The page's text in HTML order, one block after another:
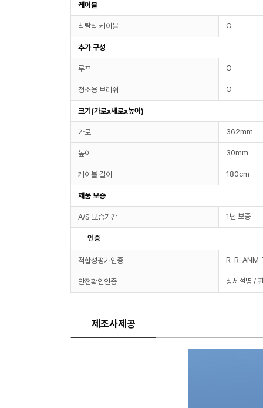
케이블
착탈식 케이블 O
추가 구성
루프 O
청소용 브러쉬 O
크기(가로x세로x높이)
가로 362mm
높이 30mm
케이블 길이 180cm
제품 보증
A/S 보증기간 1년 보증
인증
적합성평가인증 R-R-
안전확인인증 상세설명 /
제조사제공